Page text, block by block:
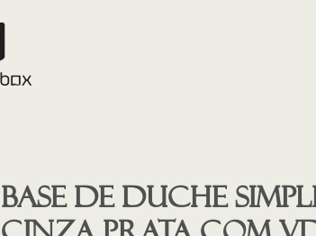
Base de duche